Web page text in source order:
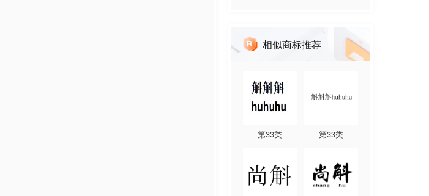
相似商标推荐
第33类 第33类